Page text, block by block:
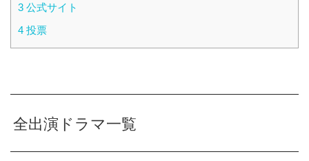
3 公式サイト
4 投票
全出演ドラマ一覧